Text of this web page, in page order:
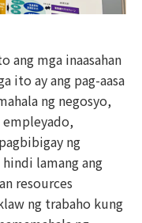
ang mga inaasahan
ito ay ang pag-aasa
ng negosyo,
empleyado,
ng
lamang ang
resources
ng trabaho kung